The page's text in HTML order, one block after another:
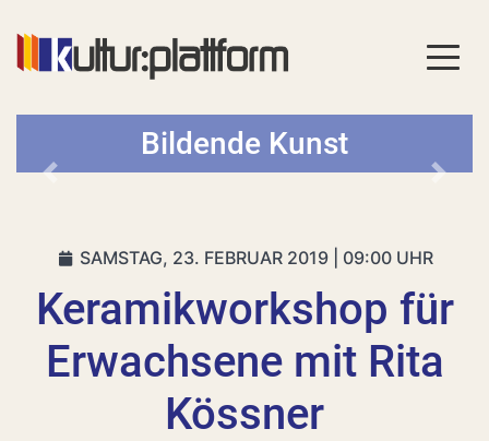
Bildende Kunst
SAMSTAG, 23. FEBRUAR 2019 | 09:00 UHR
Keramikworkshop für
Erwachsene mit Rita
Kössner